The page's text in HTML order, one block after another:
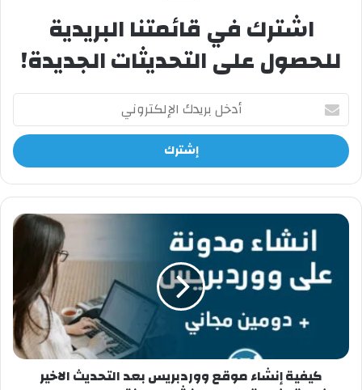
اشترك في قائمتنا البريدية
للحصول على التحديثات الجديدة!
أدخل
بريدك
الإلكتروني
كيفية
ووردبريس
بخطوة
وبالصوركيفية إنشاء موقع ووردبريس بعد التحديث الاخير